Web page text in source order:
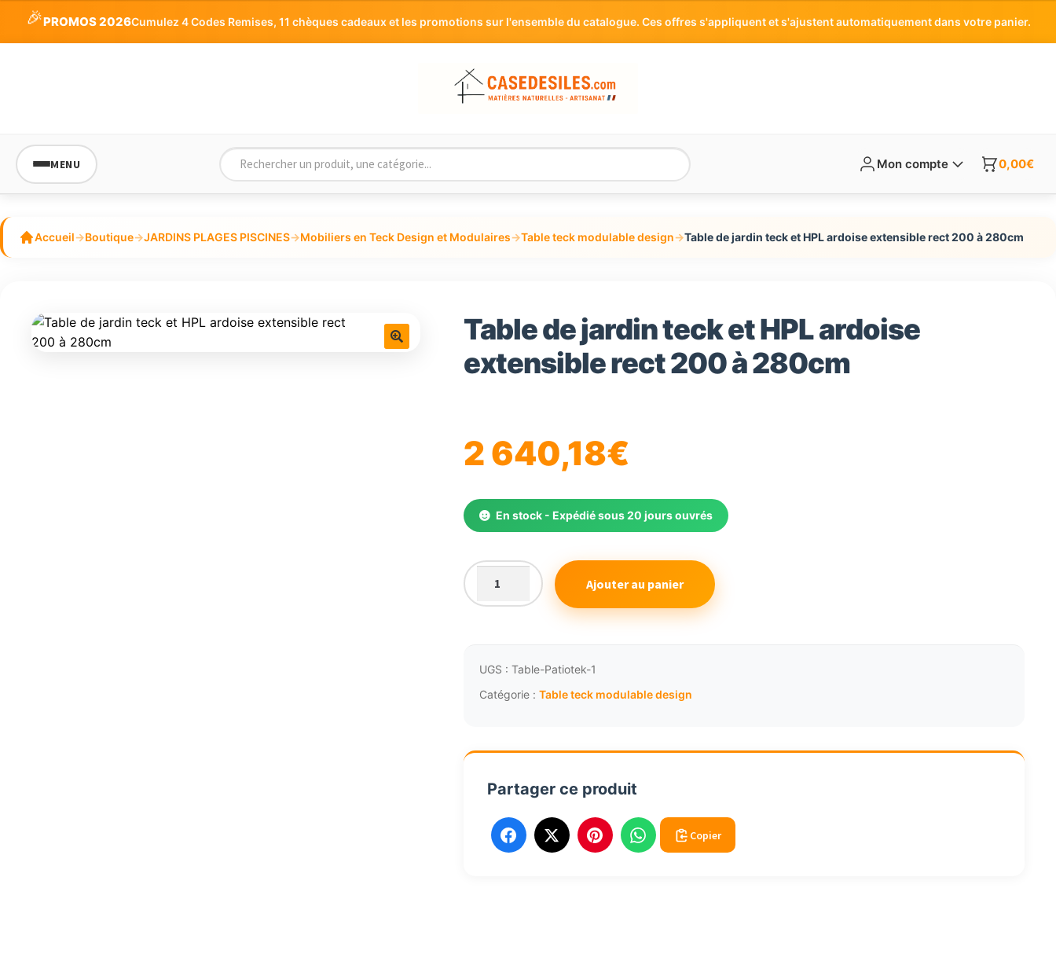
🎉PROMOS 2026Cumulez 4 Codes Remises, 11 chèques cadeaux et les promotions sur l'ensemble du catalogue. Ces offres s'appliquent et s'ajustent automatiquement dans votre panier.
MENU Mon compte 0,00€
Accueil→Boutique→JARDINS PLAGES PISCINES→Mobiliers en Teck Design et Modulaires→Table teck modulable design→Table de jardin teck et HPL ardoise extensible rect 200 à 280cm
Table de jardin teck et HPL ardoise
extensible rect 200 à 280cm
2 640,18€
En stock - Expédié sous 20 jours ouvrés
quantité
de
jardin
teck
ardoise
rect
280cm
Ajouter au panier
UGS : Table-Patiotek-1
Catégorie : Table teck modulable design
Partager ce produit
Copier